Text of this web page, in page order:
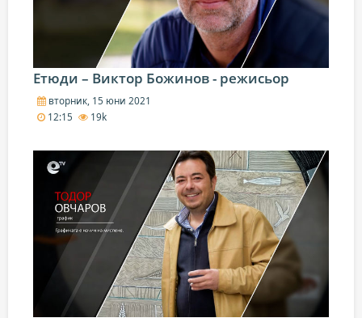
Етюди – Виктор Божинов - режисьор
вторник, 15 юни 2021
12:15
19k